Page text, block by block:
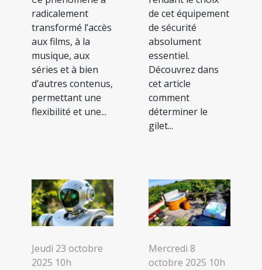
radicalement
transformé l’accès
aux films, à la
musique, aux
séries et à bien
d’autres contenus,
permettant une
flexibilité et une...
de cet équipement
de sécurité
absolument
essentiel.
Découvrez dans
cet article
comment
déterminer le
gilet...
Jeudi 23 octobre
2025 10h
Mercredi 8
octobre 2025 10h